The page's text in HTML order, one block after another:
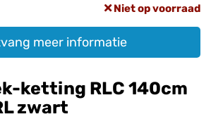
Niet op voorraad
meer informatie
ketting RLC 140cm
zwart